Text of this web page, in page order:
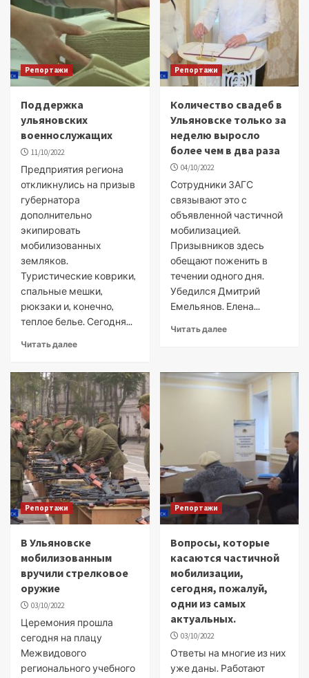
Репортажи
Поддержка
ульяновских
военнослужащих
11/10/2022
Предприятия региона
откликнулись на призыв
губернатора
дополнительно
экипировать
мобилизованных
земляков.
Туристические коврики,
спальные мешки,
рюкзаки и, конечно,
теплое белье. Сегодня...
Читать далее
Репортажи
Количество свадеб в
Ульяновске только за
неделю выросло
более чем в два раза
04/10/2022
Сотрудники ЗАГС
связывают это с
объявленной частичной
мобилизацией.
Призывников здесь
обещают поженить в
течении одного дня.
Убедился Дмитрий
Емельянов. Елена...
Читать далее
Репортажи
В Ульяновске
мобилизованным
вручили стрелковое
оружие
03/10/2022
Церемония прошла
сегодня на плацу
Межвидового
регионального учебного
Репортажи
Вопросы, которые
касаются частичной
мобилизации,
сегодня, пожалуй,
одни из самых
актуальных.
03/10/2022
Ответы на многие из них
уже даны. Работают